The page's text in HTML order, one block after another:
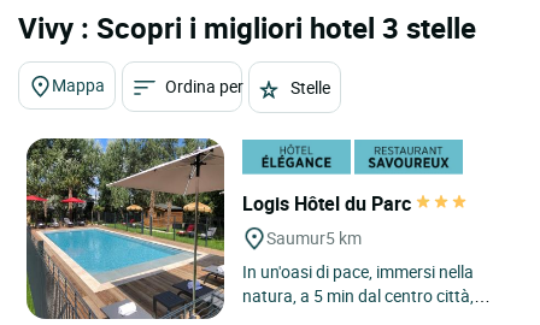
Vivy : Scopri i migliori hotel 3 stelle
Mappa Ordina per Stelle
Logis Hôtel du Parc
Saumur5 km
In un'oasi di pace, immersi nella
natura, a 5 min dal centro città,